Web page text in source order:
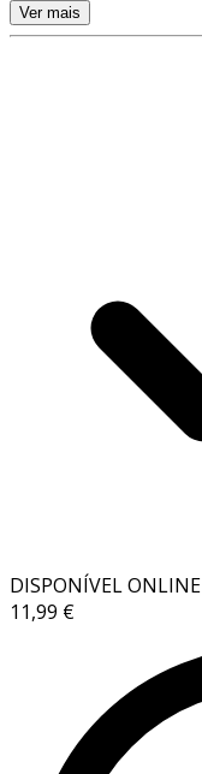
Ver mais
DISPONÍVEL ONLINE
11,99 €